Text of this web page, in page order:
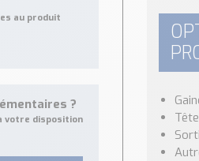
au produit
?
votre disposition